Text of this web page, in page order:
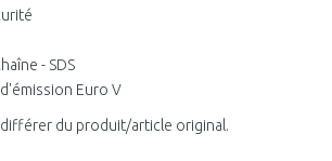
- SDS
Euro V
du produit/article original.